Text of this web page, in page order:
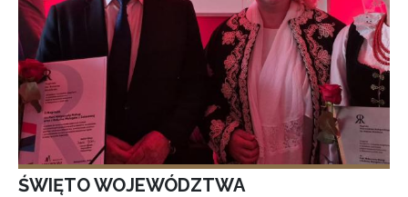
ŚWIĘTO WOJEWÓDZTWA